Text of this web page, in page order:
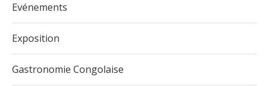
Evénements
Exposition
Gastronomie Congolaise